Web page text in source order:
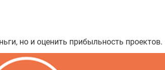
но и оценить прибыльность проектов.
e-mail